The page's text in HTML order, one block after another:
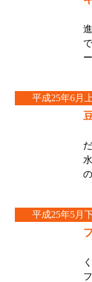
平成25年6月
平成25年5月